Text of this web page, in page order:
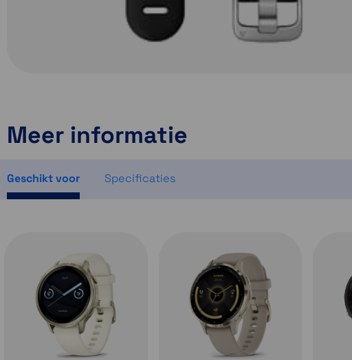
Meer informatie
Geschikt voor Specificaties